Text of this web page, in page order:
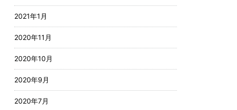
2021年1月
2020年11月
2020年10月
2020年9月
2020年7月